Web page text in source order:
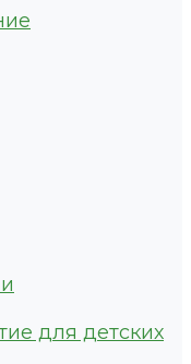
для детских